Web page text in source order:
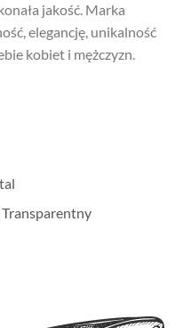
jakość. Marka
elegancję, unikalność
kobiet i mężczyzn.